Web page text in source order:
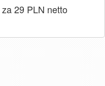
za 29 PLN netto